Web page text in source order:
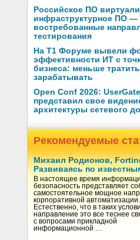
Российское ПО
инфраструктурное ПО —
востребованные
тестирования
На Т1 Форуме вывели
эффективности ИТ с
бизнеса: меньше
зарабатывать
Open Conf 2026: UserGate
представил свое
архитектуры сетевого
Рекомендуемые
Михаил Родионов,
Развиваясь по
В настоящее время
безопасность представляет
самостоятельное мощное
корпоративной автоматизации.
Естественно, что в таких
направление это все теснее
с вопросами прикладной
информационной …